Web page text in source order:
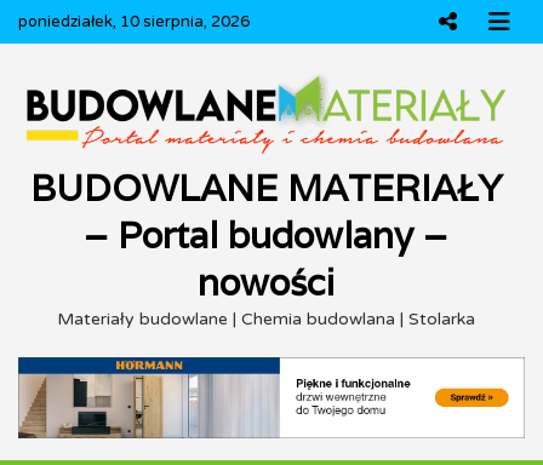
poniedziałek, 10 sierpnia, 2026
BUDOWLANE MATERIAŁY
– Portal budowlany –
nowości
Materiały budowlane | Chemia budowlana | Stolarka